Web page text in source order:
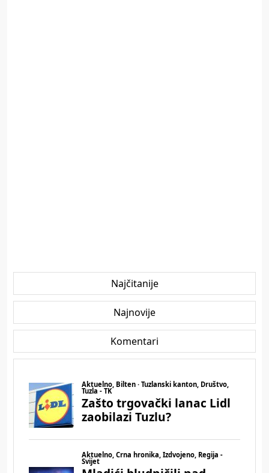
Najčitanije
Najnovije
Komentari